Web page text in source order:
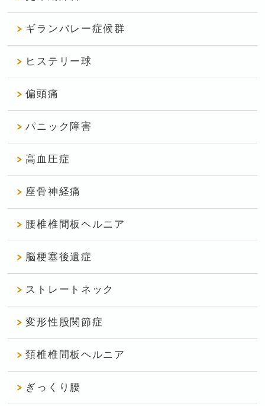
ギランバレー症候群
ヒステリー球
偏頭痛
パニック障害
高血圧症
座骨神経痛
腰椎椎間板ヘルニア
脳梗塞後遺症
ストレートネック
変形性股関節症
頚椎椎間板ヘルニア
ぎっくり腰